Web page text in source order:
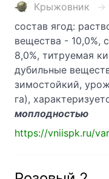
Крыжовник
состав ягод:
вещества - 10,0%,
8,0%, титруемая
дубильные
зимостойкий,
га),
моплодностью
https://vniispk.ru/